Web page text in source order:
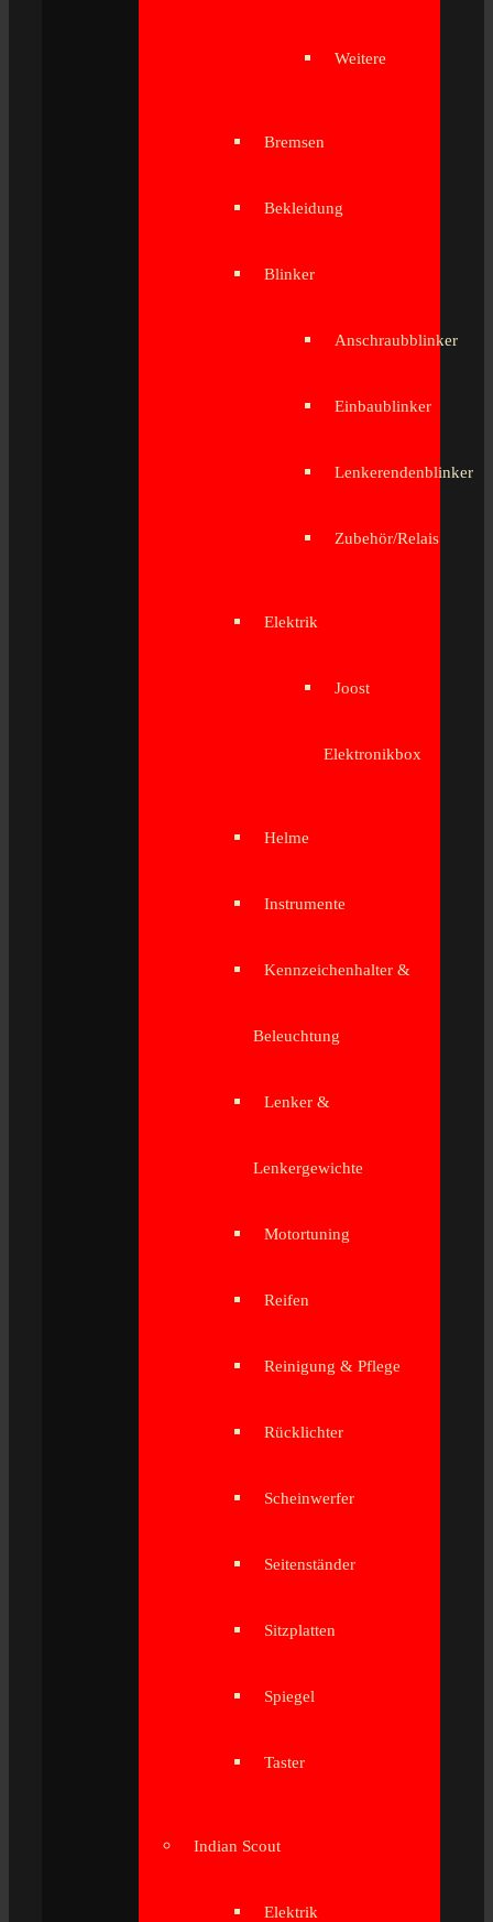
Weitere
Bremsen
Bekleidung
Blinker
Anschraubblinker
Einbaublinker
Lenkerendenblinker
Zubehör/Relais
Elektrik
Joost
Elektronikbox
Helme
Instrumente
Kennzeichenhalter &
Beleuchtung
Lenker &
Lenkergewichte
Motortuning
Reifen
Reinigung & Pflege
Rücklichter
Scheinwerfer
Seitenständer
Sitzplatten
Spiegel
Taster
Indian Scout
Elektrik